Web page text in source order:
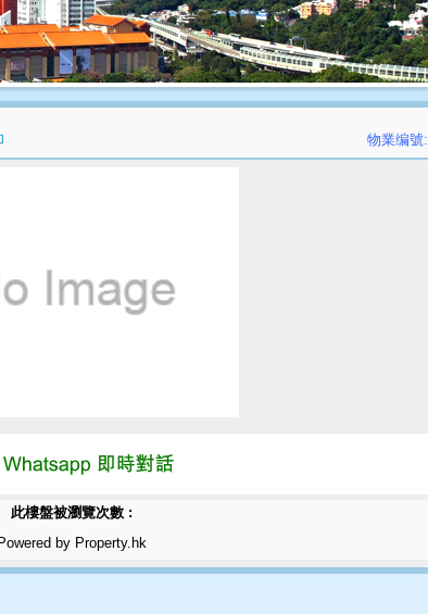
物業编號:
此樓盤被瀏覽次數 :
Powered by Property.hk